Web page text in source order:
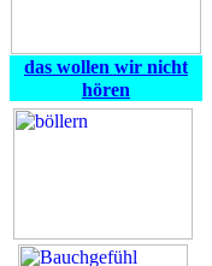
das wollen wir nicht
hören